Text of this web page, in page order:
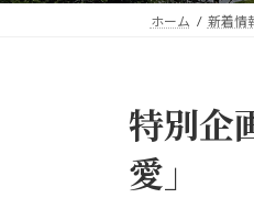
ホーム 新着情
特別企
愛」